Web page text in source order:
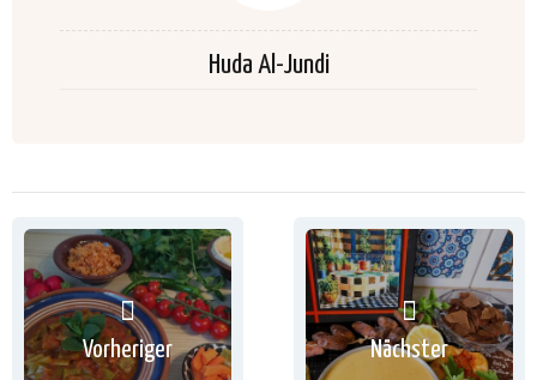
Huda Al-Jundi
Vorheriger Nächster